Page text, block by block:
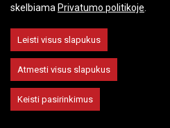
© 2026 Valstybinė kultūros paveldo
Keisti slapukų nustatymus
skelbiama Privatumo politikoje
Leisti visus slapukus
Atmesti visus slapukus
Keisti pasirinkimus